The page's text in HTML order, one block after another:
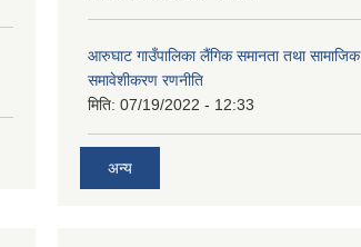
आरुघाट गाउँपालिका लैंगिक समानता तथा सामाजिक
समावेशीकरण रणनीति
मिति: 07/19/2022 - 12:33
अन्य